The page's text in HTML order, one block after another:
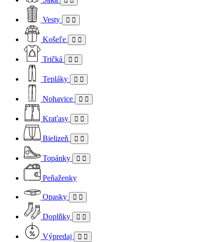
Vesty
Košeľe
Tričká
Tepláky
Nohavice
Kraťasy
Bielizeň
Topánky
Peňaženky
Opasky
Doplňky
Výpredaj